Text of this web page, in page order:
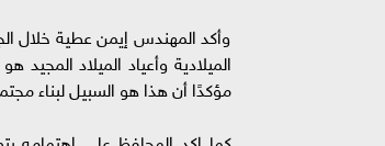
وأكد المهندس إيمن عطية خلال
الميلادية وأعياد الميلاد
مؤكدًا أن هذا هو السبيل لبناء